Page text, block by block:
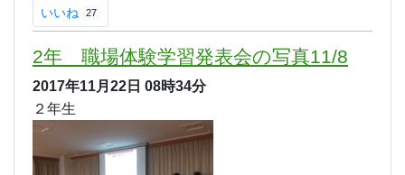
いいね 27
2年 職場体験学習発表会の写真11/8
2017年11月22日 08時34分
２年生